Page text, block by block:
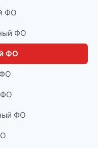
ФО
ФО
ФО
ФО
ФО